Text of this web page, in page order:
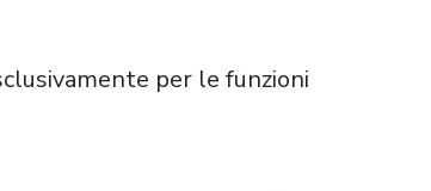
per le funzioni